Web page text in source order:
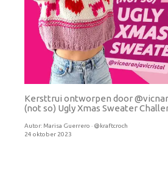
Kersttrui ontworpen door
(not so) Ugly Xmas Sweater
Autor: Marisa Guerrero · @kraftcroch
24 oktober 2023